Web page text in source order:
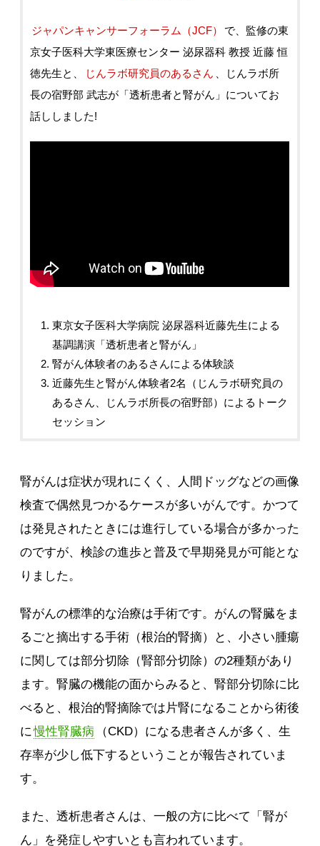
ジャパンキャンサーフォーラム（JCF）
で、監修の東
京女子医科大学東医療センター 泌尿器科 教授 近藤 恒
徳先生と、
じんラボ研究員のあるさん
、じんラボ所
長の宿野部 武志が「透析患者と腎がん」についてお
話ししました!
東京女子医科大学病院 泌尿器科近藤先生による
基調講演「透析患者と腎がん」
腎がん体験者のあるさんによる体験談
近藤先生と腎がん体験者2名（じんラボ研究員の
あるさん、じんラボ所長の宿野部）によるトーク
セッション
腎がんは症状が現れにくく、人間ドッグなどの画像
検査で偶然見つかるケースが多いがんです。かつて
は発見されたときには進行している場合が多かった
のですが、検診の進歩と普及で早期発見が可能とな
りました。
腎がんの標準的な治療は手術です。がんの腎臓をま
るごと摘出する手術（根治的腎摘）と、小さい腫瘍
に関しては部分切除（腎部分切除）の2種類があり
ます。腎臓の機能の面からみると、腎部分切除に比
べると、根治的腎摘除では片腎になることから術後
に慢性腎臓病
（CKD）になる患者さんが多く、生
存率が少し低下するということが報告されていま
す。
また、透析患者さんは、一般の方に比べて「腎が
ん」を発症しやすいとも言われています。